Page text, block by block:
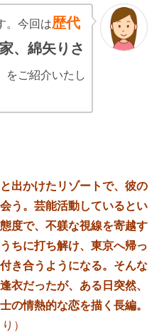
。今回は歴代
家、綿矢りさ
をご紹介いたし
出かけたリゾートで、彼の
う。芸能活動しているとい
度で、不躾な視線を寄越す
ちに打ち解け、東京へ帰っ
き合うようになる。そんな
衣だったが、ある日突然、
の情熱的な恋を描く長編。
）